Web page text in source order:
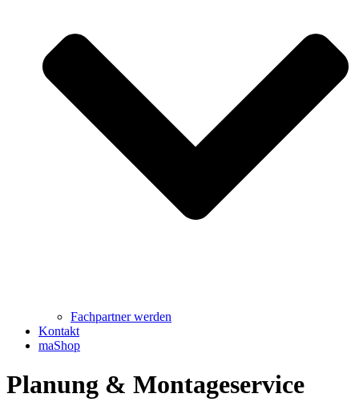
Fachpartner werden
Kontakt
maShop
Planung & Montageservice